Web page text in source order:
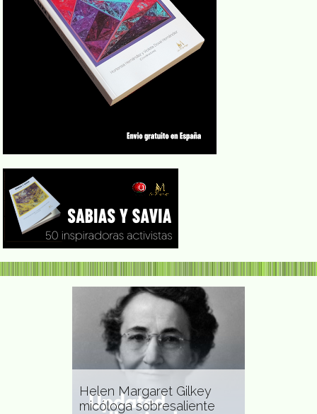
Yanar Mohammed
defensora de los derechos
de las mujeres
#NiUnaMenos